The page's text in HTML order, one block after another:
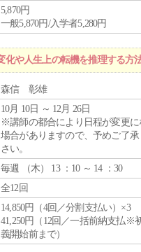
5,870円
一般5,870円/入学者5,280円
や人生上の転機を推理する方
森信 彰雄
10月 10日 ～ 12月 26日
※講師の都合により日程が変更に
場合がありますので、予めご了承
さい。
毎週 （木） 13 ：10 ～ 14 ：30
全12回
14,850円（4回／分割支払い）×3
41,250円（12回／一括前納支払※
義開始前まで）